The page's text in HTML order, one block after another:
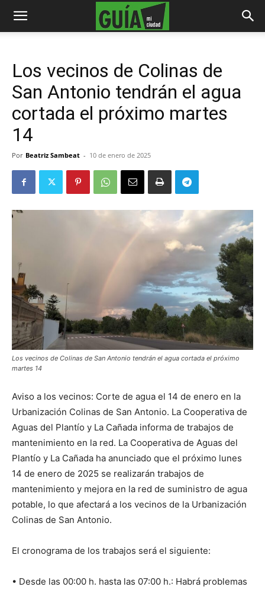
Los vecinos de Colinas de
San Antonio tendrán el agua
cortada el próximo martes
14
Por Beatriz Sambeat - 10 de enero de 2025
Los vecinos de Colinas de San Antonio tendrán el agua cortada el próximo
martes 14
Aviso a los vecinos: Corte de agua el 14 de enero en la
Urbanización Colinas de San Antonio. La Cooperativa de
Aguas del Plantío y La Cañada informa de trabajos de
mantenimiento en la red. La Cooperativa de Aguas del
Plantío y La Cañada ha anunciado que el próximo lunes
14 de enero de 2025 se realizarán trabajos de
mantenimiento y mejora en la red de suministro de agua
potable, lo que afectará a los vecinos de la Urbanización
Colinas de San Antonio.
El cronograma de los trabajos será el siguiente:
• Desde las 00:00 h. hasta las 07:00 h.: Habrá problemas